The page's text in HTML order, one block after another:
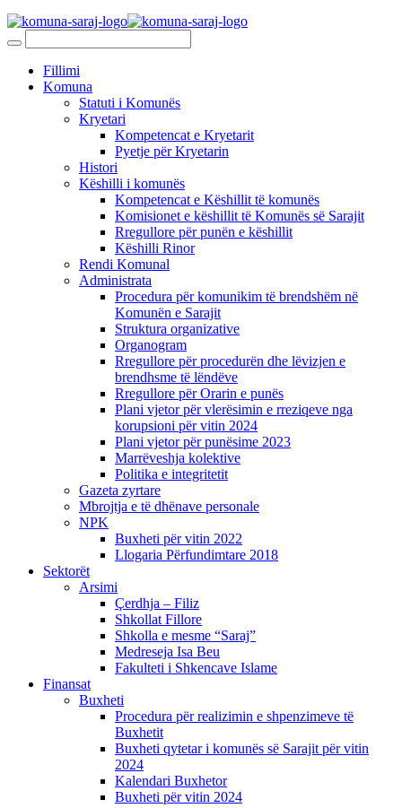
Fillimi
Komuna
Statuti i Komunës
Kryetari
Kompetencat e Kryetarit
Pyetje për Kryetarin
Histori
Këshilli i komunës
Kompetencat e Këshillit të komunës
Komisionet e këshillit të Komunës së Sarajit
Rregullore për punën e këshillit
Këshilli Rinor
Rendi Komunal
Administrata
Procedura për komunikim të brendshëm në
Komunën e Sarajit
Struktura organizative
Organogram
Rregullore për procedurën dhe lëvizjen e
brendhsme të lëndëve
Rregullore për Orarin e punës
Plani vjetor për vlerësimin e rreziqeve nga
korupsioni për vitin 2024
Plani vjetor për punësime 2023
Marrëveshja kolektive
Politika e integritetit
Gazeta zyrtare
Mbrojtja e të dhënave personale
NPK
Buxheti për vitin 2022
Llogaria Përfundimtare 2018
Sektorët
Arsimi
Çerdhja – Filiz
Shkollat Fillore
Shkolla e mesme “Saraj”
Medreseja Isa Beu
Fakulteti i Shkencave Islame
Finansat
Buxheti
Procedura për realizimin e shpenzimeve të
Buxhetit
Buxheti qytetar i komunës së Sarajit për vitin
2024
Kalendari Buxhetor
Buxheti për vitin 2024